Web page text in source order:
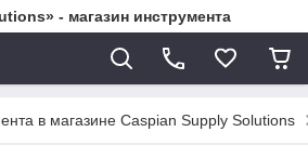
- магазин инструмента
в магазине Caspian Supply Solutions